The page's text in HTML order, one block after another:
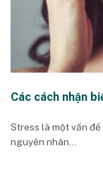
Các cách nhận
Stress là một vấn
nguyên nhân...